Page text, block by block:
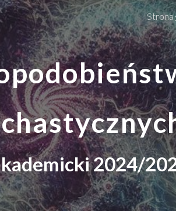
Skip to
Strona
2024/